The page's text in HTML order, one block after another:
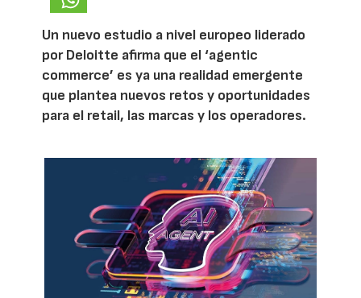
Un nuevo estudio a nivel europeo liderado
por Deloitte afirma que el ‘agentic
commerce’ es ya una realidad emergente
que plantea nuevos retos y oportunidades
para el retail, las marcas y los operadores.